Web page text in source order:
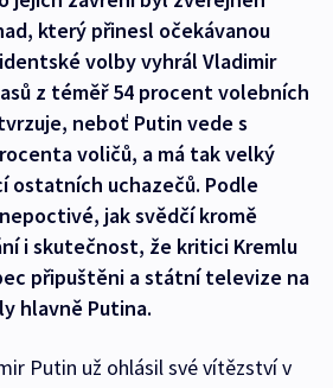
který přinesl očekávanou
volby vyhrál Vladimir
z téměř 54 procent volebních
neboť Putin vede s
voličů, a má tak velký
ostatních uchazečů. Podle
jak svědčí kromě
i skutečnost, že kritici Kremlu
připuštěni a státní televize na
hlavně Putina.
Putin už ohlásil své vítězství v